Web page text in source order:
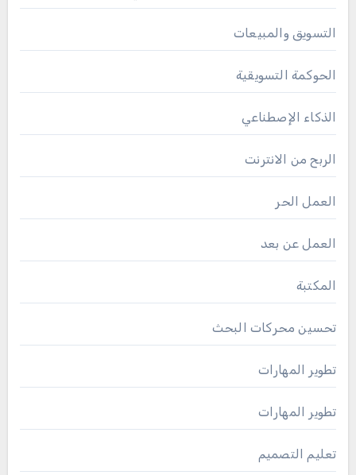
التسويق والمبيعات
الحوكمة التسويقية
الذكاء الإصطناعي
الربح من الانترنت
العمل الحر
العمل عن بعد
المكتبة
تحسين محركات البحث
تطوير المهارات
تطوير المهارات
تعليم التصميم